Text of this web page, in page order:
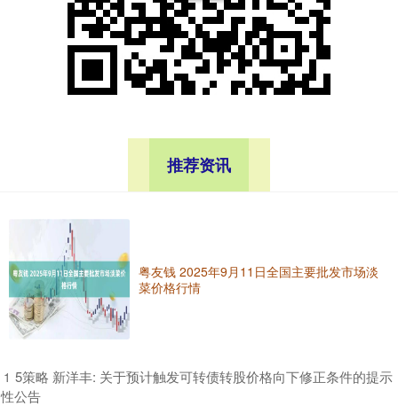
推荐资讯
粤友钱 2025年9月11日全国主要批发市场淡
菜价格行情
1 ​5策略 新洋丰: 关于预计触发可转债转股价格向下修正条件的提示
性公告